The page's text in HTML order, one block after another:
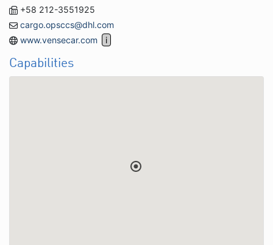
+58 212-3551925
cargo.opsccs@dhl.com
www.vensecar.com
Capabilities